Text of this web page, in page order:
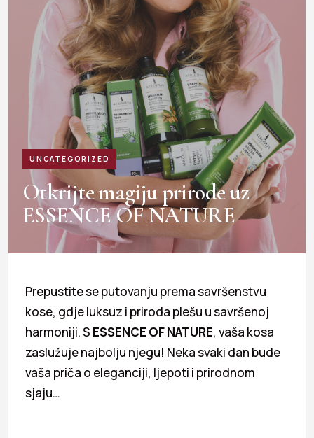
UNCATEGORIZED
Otkrijte magiju prirode uz
ESSENCE OF NATURE
Prepustite se putovanju prema savršenstvu
kose, gdje luksuz i priroda plešu u savršenoj
harmoniji. S ESSENCE OF NATURE, vaša kosa
zaslužuje najbolju njegu! Neka svaki dan bude
vaša priča o eleganciji, ljepoti i prirodnom
sjaju…